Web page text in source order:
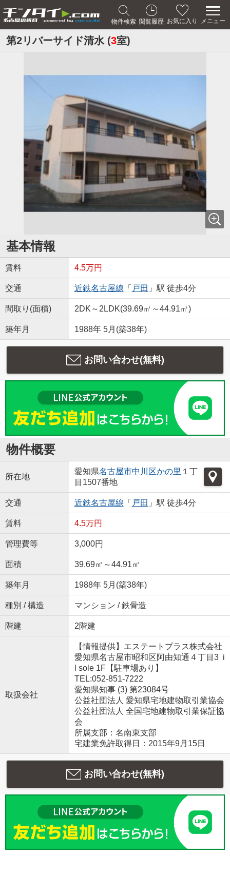
物件検索 閲覧履歴 お気に入り メニュー
第2リバーサイド清水 (3室)
基本情報
賃料 4.5万円
交通 近鉄名古屋線 「 戸田 」駅 徒歩4分
間取り(面積) 2DK～2LDK(39.69㎡～44.91㎡)
築年月 1988年 5月(築38年)
お問い合わせ(無料)
物件概要
所在地
愛知県名古屋市中川区かの里 １丁
目1507番地
交通 近鉄名古屋線 「 戸田 」駅 徒歩4分
賃料 4.5万円
管理費等 3,000円
面積 39.69㎡～44.91㎡
築年月 1988年 5月(築38年)
種別 / 構造 マンション / 鉄骨造
階建 2階建
取扱会社
【情報提供】エステートプラス株式会社
愛知県名古屋市昭和区阿由知通４丁目3 i
l sole 1F【駐車場あり】
TEL:052-851-7222
愛知県知事 (3) 第23084号
公益社団法人 愛知県宅地建物取引業協会
公益社団法人 全国宅地建物取引業保証協
会
所属支部：名南東支部
宅建業免許取得日：2015年9月15日
お問い合わせ(無料)